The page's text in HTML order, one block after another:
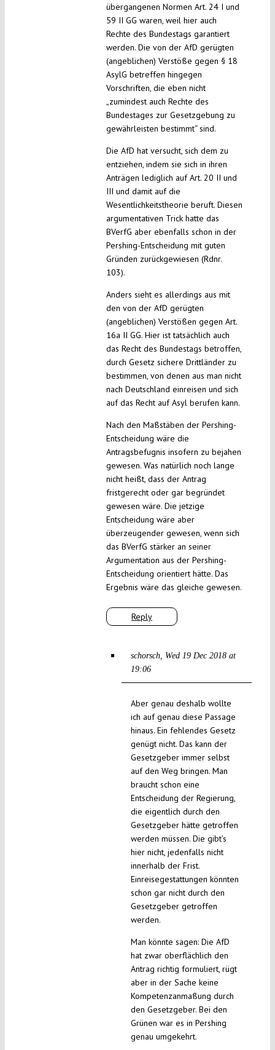
Reply
übergangenen Normen Art. 24 I und
59 II GG waren, weil hier auch
Rechte des Bundestags garantiert
werden. Die von der AfD gerügten
(angeblichen) Verstöße gegen § 18
AsylG betreffen hingegen
Vorschriften, die eben nicht
„zumindest auch Rechte des
Bundestages zur Gesetzgebung zu
gewährleisten bestimmt“ sind.
Die AfD hat versucht, sich dem zu
entziehen, indem sie sich in ihren
Anträgen lediglich auf Art. 20 II und
III und damit auf die
Wesentlichkeitstheorie beruft. Diesen
argumentativen Trick hatte das
BVerfG aber ebenfalls schon in der
Pershing-Entscheidung mit guten
Gründen zurückgewiesen (Rdnr.
103).
Anders sieht es allerdings aus mit
den von der AfD gerügten
(angeblichen) Verstößen gegen Art.
16a II GG. Hier ist tatsächlich auch
das Recht des Bundestags betroffen,
durch Gesetz sichere Drittländer zu
bestimmen, von denen aus man nicht
nach Deutschland einreisen und sich
auf das Recht auf Asyl berufen kann.
Nach den Maßstäben der Pershing-
Entscheidung wäre die
Antragsbefugnis insofern zu bejahen
gewesen. Was natürlich noch lange
nicht heißt, dass der Antrag
fristgerecht oder gar begründet
gewesen wäre. Die jetzige
Entscheidung wäre aber
überzeugender gewesen, wenn sich
das BVerfG stärker an seiner
Argumentation aus der Pershing-
Entscheidung orientiert hätte. Das
Ergebnis wäre das gleiche gewesen.
schorsch
Wed 19 Dec 2018 at
19:06
Aber genau deshalb wollte
ich auf genau diese Passage
hinaus. Ein fehlendes Gesetz
genügt nicht. Das kann der
Gesetzgeber immer selbst
auf den Weg bringen. Man
braucht schon eine
Entscheidung der Regierung,
die eigentlich durch den
Gesetzgeber hätte getroffen
werden müssen. Die gibt’s
hier nicht, jedenfalls nicht
innerhalb der Frist.
Einreisegestattungen könnten
schon gar nicht durch den
Gesetzgeber getroffen
werden.
Man könnte sagen: Die AfD
hat zwar oberflächlich den
Antrag richtig formuliert, rügt
aber in der Sache keine
Kompetenzanmaßung durch
den Gesetzgeber. Bei den
Grünen war es in Pershing
genau umgekehrt.